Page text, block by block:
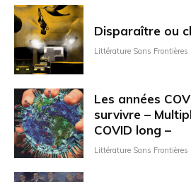
Disparaître ou
Littérature Sans Frontières
Les années
survivre –
COVID long –
Littérature Sans Frontières